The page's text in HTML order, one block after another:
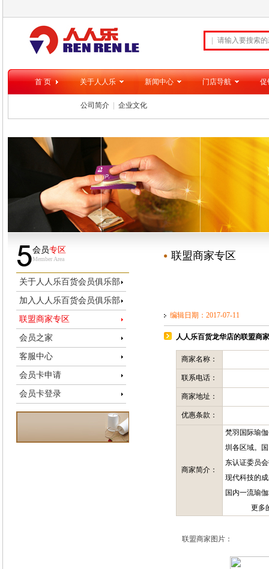
首 页 关于人人乐 新闻中心 门店导航 促
公司简介 企业文化
5会员专区
Member Area
关于人人乐百货会员俱乐部
加入人人乐百货会员俱乐部
联盟商家专区
会员之家
客服中心
会员卡申请
会员卡登录
联盟商家专区
编辑日期：2017-07-11
人人乐百货龙华店的联盟商家
商家名称：
联系电话：
商家地址：
优惠条款：
商家简介：
梵羽国际瑜
圳各区域。
东认证委员
现代科技的
国内一流瑜
更多
联盟商家图片：